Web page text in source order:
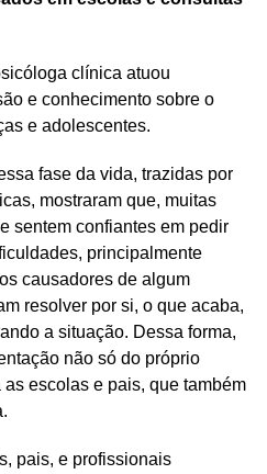
clínica atuou
e conhecimento sobre o
e adolescentes.
fase da vida, trazidas por
mostraram que, muitas
sentem confiantes em pedir
principalmente
causadores de algum
resolver por si, o que acaba,
a situação. Dessa forma,
não só do próprio
escolas e pais, que também
pais, e profissionais